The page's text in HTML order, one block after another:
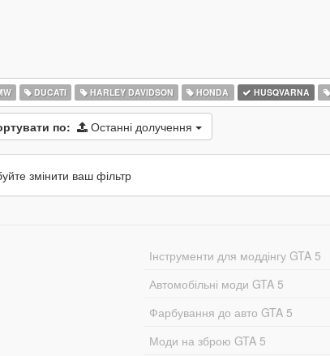
DUCATI HARLEY DAVIDSON HONDA HUSQVARNA
по: Останні долучення
змінити ваш фільтр
Інструменти для моддінгу GTA 5
Автомобільні моди GTA 5
Фарбування до авто GTA 5
Моди на зброю GTA 5